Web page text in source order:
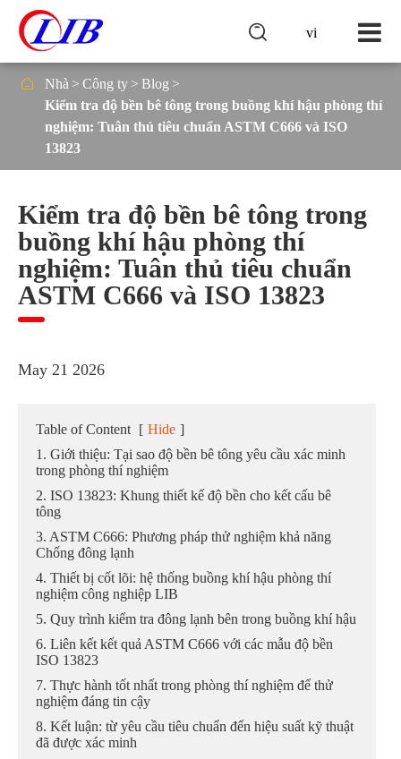
vi

 Nhà Công ty
Blog
Kiểm tra độ bền bê tông trong buồng khí hậu phòng thí
nghiệm: Tuân thủ tiêu chuẩn ASTM C666 và ISO
13823
Kiểm tra độ bền bê tông trong
buồng khí hậu phòng thí
nghiệm: Tuân thủ tiêu chuẩn
ASTM C666 và ISO 13823
May 21 2026
Table of Content [ Hide ]
1. Giới thiệu: Tại sao độ bền bê tông yêu cầu xác minh
trong phòng thí nghiệm
2. ISO 13823: Khung thiết kế độ bền cho kết cấu bê
tông
3. ASTM C666: Phương pháp thử nghiệm khả năng
Chống đông lạnh
4. Thiết bị cốt lõi: hệ thống buồng khí hậu phòng thí
nghiệm công nghiệp LIB
5. Quy trình kiểm tra đông lạnh bên trong buồng khí hậu
6. Liên kết kết quả ASTM C666 với các mẫu độ bền
ISO 13823
7. Thực hành tốt nhất trong phòng thí nghiệm để thử
nghiệm đáng tin cậy
8. Kết luận: từ yêu cầu tiêu chuẩn đến hiệu suất kỹ thuật
đã được xác minh